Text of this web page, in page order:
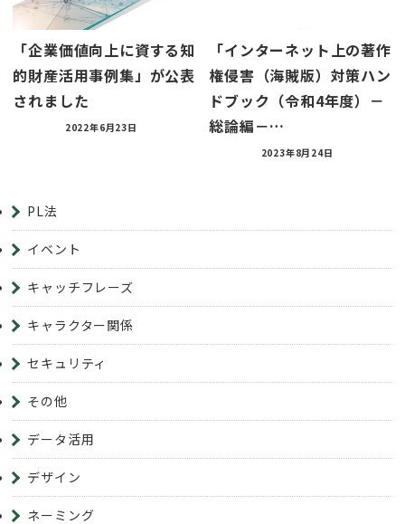
「企業価値向上に資する知
的財産活用事例集」が公表
されました
2022年6月23日
「インターネット上の著作
権侵害（海賊版）対策ハン
ドブック（令和4年度）－
総論編－…
2023年8月24日
PL法
イベント
キャッチフレーズ
キャラクター関係
セキュリティ
その他
データ活用
デザイン
ネーミング